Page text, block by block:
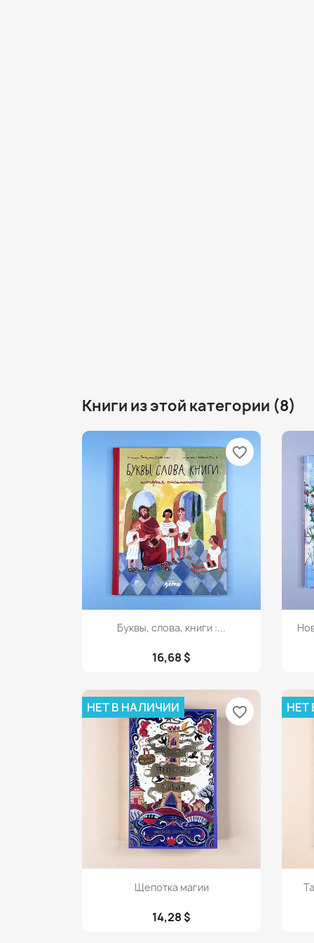
Книги из этой категории (8)
 Просмотр
Буквы, слова, книги :...
16,68 $
favorite_border
Просмотр
Щепотка магии
14,28 $
НЕТ В НАЛИЧИИ favorite_border НЕТ